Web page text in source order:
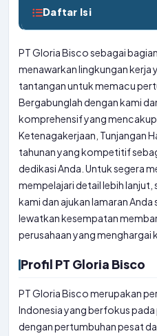
Daftar Isi
PT Gloria Bisco sebagai
menawarkan lingkungan kerja
tantangan untuk memacu
Bergabunglah dengan kami
komprehensif yang mencakup
Ketenagakerjaan, Tunjangan
tahunan yang kompetitif
dedikasi Anda. Untuk segera
mempelajari detail lebih lanjut,
kami dan ajukan lamaran
lewatkan kesempatan
perusahaan yang menghargai
Profil PT Gloria Bisco
PT Gloria Bisco merupakan
Indonesia yang berfokus
dengan pertumbuhan pesat